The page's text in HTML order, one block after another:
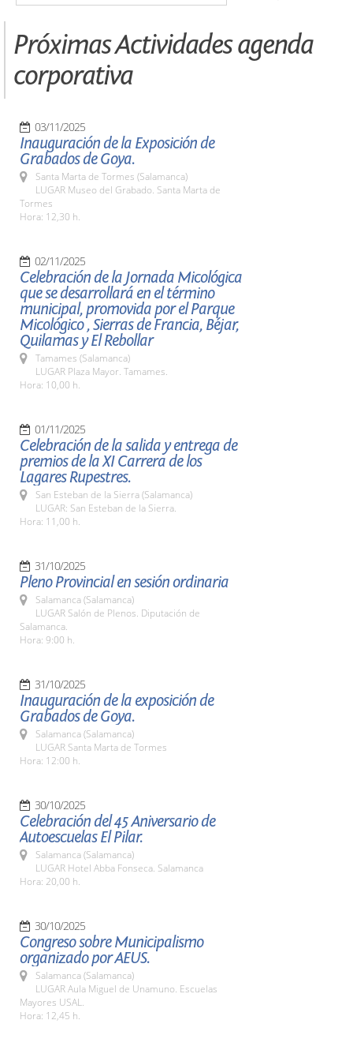
Próximas Actividades agenda
corporativa
03/11/2025
Inauguración de la Exposición de
Grabados de Goya.
Santa Marta de Tormes (Salamanca)
LUGAR Museo del Grabado. Santa Marta de
Tormes
Hora: 12,30 h.
02/11/2025
Celebración de la Jornada Micológica
que se desarrollará en el término
municipal, promovida por el Parque
Micológico , Sierras de Francia, Béjar,
Quilamas y El Rebollar
Tamames (Salamanca)
LUGAR Plaza Mayor. Tamames.
Hora: 10,00 h.
01/11/2025
Celebración de la salida y entrega de
premios de la XI Carrera de los
Lagares Rupestres.
San Esteban de la Sierra (Salamanca)
LUGAR: San Esteban de la Sierra.
Hora: 11,00 h.
31/10/2025
Pleno Provincial en sesión ordinaria
Salamanca (Salamanca)
LUGAR Salón de Plenos. Diputación de
Salamanca.
Hora: 9:00 h.
31/10/2025
Inauguración de la exposición de
Grabados de Goya.
Salamanca (Salamanca)
LUGAR Santa Marta de Tormes
Hora: 12:00 h.
30/10/2025
Celebración del 45 Aniversario de
Autoescuelas El Pilar.
Salamanca (Salamanca)
LUGAR Hotel Abba Fonseca. Salamanca
Hora: 20,00 h.
30/10/2025
Congreso sobre Municipalismo
organizado por AEUS.
Salamanca (Salamanca)
LUGAR Aula Miguel de Unamuno. Escuelas
Mayores USAL.
Hora: 12,45 h.